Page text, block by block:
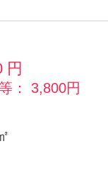
円
： 3,800円